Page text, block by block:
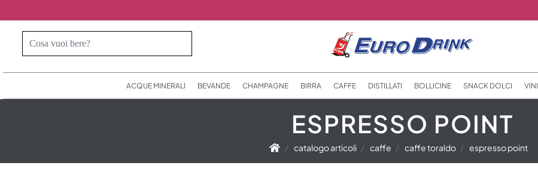
ACQUE MINERALI BEVANDE CHAMPAGNE BIRRA CAFFE DISTILLATI BOLLICINE SNACK DOLCI VINI
ESPRESSO POINT
catalogo articoli caffe caffe toraldo espresso point